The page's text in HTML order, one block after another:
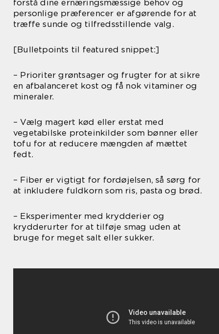
forstå dine ernæringsmæssige behov og
personlige præferencer er afgørende for at
træffe sunde og tilfredsstillende valg.
[Bulletpoints til featured snippet:]
– Prioriter grøntsager og frugter for at sikre
en afbalanceret kost og få nok vitaminer og
mineraler.
– Vælg magert kød eller erstat med
vegetabilske proteinkilder som bønner eller
tofu for at reducere mængden af mættet
fedt.
– Fiber er vigtigt for fordøjelsen, så sørg for
at inkludere fuldkorn som ris, pasta og brød.
– Eksperimenter med krydderier og
krydderurter for at tilføje smag uden at
bruge for meget salt eller sukker.